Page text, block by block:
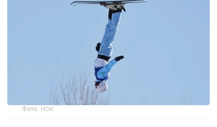
Фото: НОК